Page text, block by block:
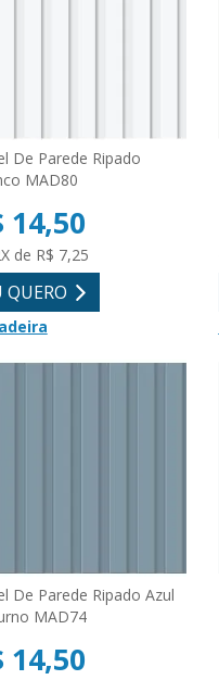
De Parede Ripado
MAD80
14,50
de R$ 7,25
QUERO
De Parede Ripado Azul
MAD74
14,50